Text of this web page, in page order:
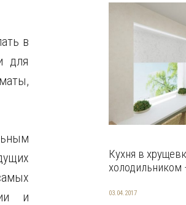
в
для
и
Кухня в
03.04.2017